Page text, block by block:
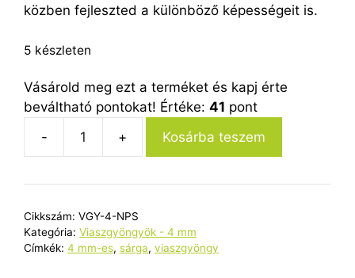
közben fejleszted a különböző képességeit is.
5 készleten
Vásárold meg ezt a terméket és kapj érte
beváltható pontokat! Értéke: 41 pont
es
-
napsárga
Kosárba teszem
Cikkszám: VGY-4-NPS
Kategória: Viaszgyöngyök - 4 mm
Címkék: 4 mm-es, sárga, viaszgyöngy